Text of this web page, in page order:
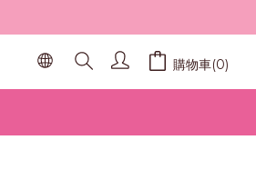
購物車(0)
立即購買